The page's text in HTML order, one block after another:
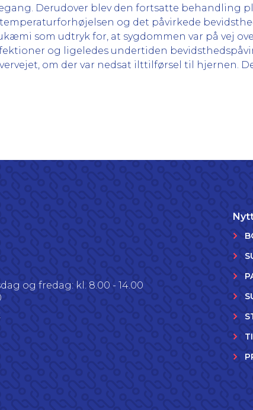
Derudover blev den fortsatte behandling
og det påvirkede
som udtryk for, at sygdommen var på vej
og ligeledes undertiden
om der var nedsat ilttilførsel til hjernen.
og fredag: kl. 8.00 - 14.00